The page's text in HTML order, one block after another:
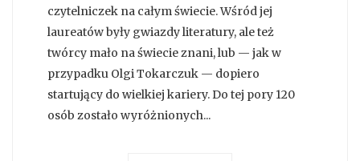
czytelniczek na całym świecie. Wśród jej
laureatów były gwiazdy literatury, ale też
twórcy mało na świecie znani, lub — jak w
przypadku Olgi Tokarczuk — dopiero
startujący do wielkiej kariery. Do tej pory 120
osób zostało wyróżnionych...